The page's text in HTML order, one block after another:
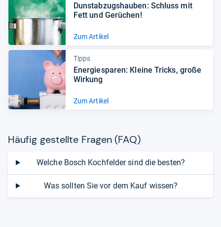
Dun­st­ab­zugs­hau­ben: Schluss mit
Fett und Gerü­chen!
Zum Artikel
Tipps
Ener­gie­spa­ren: Kleine Tricks, große
Wir­kung
Zum Artikel
Häu­fig gestellte Fra­gen (FAQ)
Welche Bosch Kochfelder sind die besten?
Was sollten Sie vor dem Kauf wissen?